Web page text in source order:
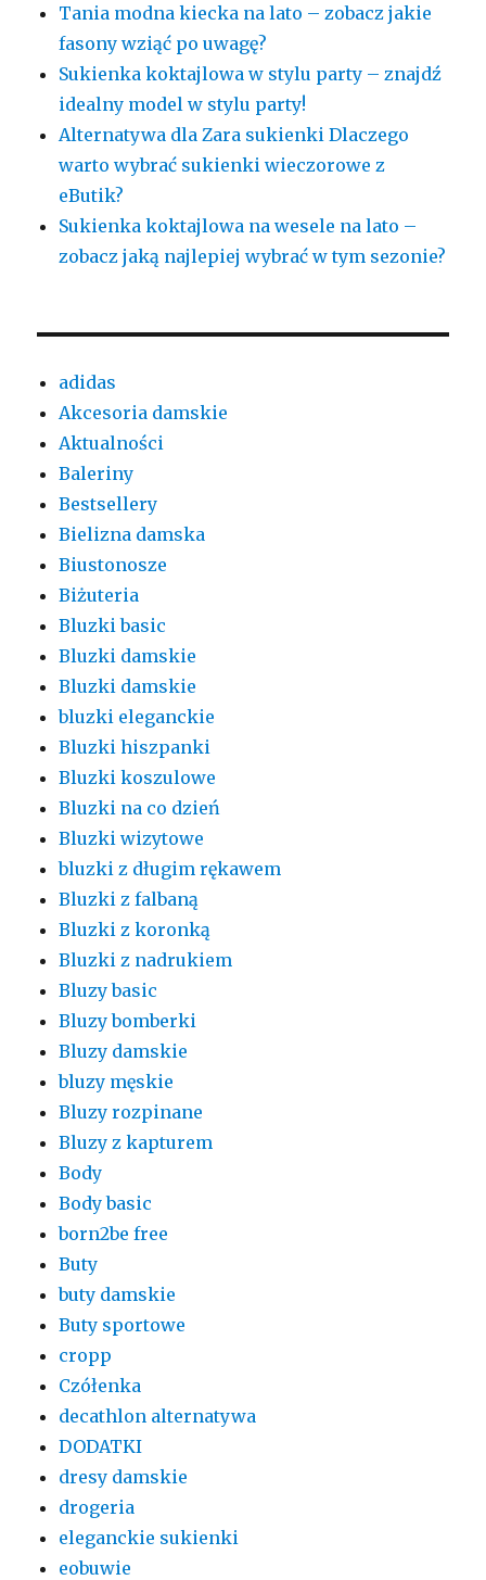
Tania modna kiecka na lato – zobacz jakie
fasony wziąć po uwagę?
Sukienka koktajlowa w stylu party – znajdź
idealny model w stylu party!
Alternatywa dla Zara sukienki Dlaczego
warto wybrać sukienki wieczorowe z
eButik?
Sukienka koktajlowa na wesele na lato –
zobacz jaką najlepiej wybrać w tym sezonie?
adidas
Akcesoria damskie
Aktualności
Baleriny
Bestsellery
Bielizna damska
Biustonosze
Biżuteria
Bluzki basic
Bluzki damskie
Bluzki damskie
bluzki eleganckie
Bluzki hiszpanki
Bluzki koszulowe
Bluzki na co dzień
Bluzki wizytowe
bluzki z długim rękawem
Bluzki z falbaną
Bluzki z koronką
Bluzki z nadrukiem
Bluzy basic
Bluzy bomberki
Bluzy damskie
bluzy męskie
Bluzy rozpinane
Bluzy z kapturem
Body
Body basic
born2be free
Buty
buty damskie
Buty sportowe
cropp
Czółenka
decathlon alternatywa
DODATKI
dresy damskie
drogeria
eleganckie sukienki
eobuwie